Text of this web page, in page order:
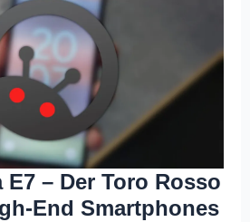
– Der Toro Rosso
End Smartphones